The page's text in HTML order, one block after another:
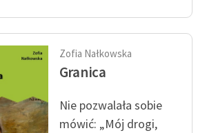
Zofia Nałkowska
Granica
Nie pozwalała sobie
mówić: „Mój drogi,